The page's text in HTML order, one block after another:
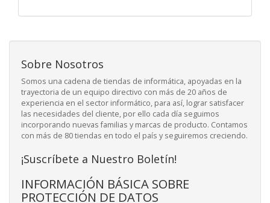
Sobre Nosotros
Somos una cadena de tiendas de informática, apoyadas en la
trayectoria de un equipo directivo con más de 20 años de
experiencia en el sector informático, para así, lograr satisfacer
las necesidades del cliente, por ello cada día seguimos
incorporando nuevas familias y marcas de producto. Contamos
con más de 80 tiendas en todo el país y seguiremos creciendo.
¡Suscríbete a Nuestro Boletín!
INFORMACIÓN BÁSICA SOBRE
PROTECCIÓN DE DATOS